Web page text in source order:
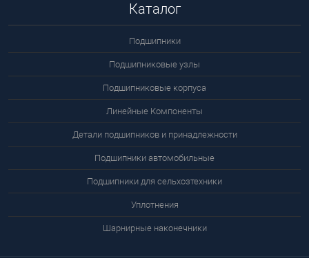
Каталог
Подшипники
Подшипниковые узлы
Подшипниковые корпуса
Линейные Компоненты
Детали подшипников и принадлежности
Подшипники автомобильные
Подшипники для сельхозтехники
Уплотнения
Шарнирные наконечники